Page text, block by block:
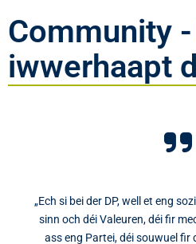
Community
iwwerhaapt
„Ech si bei der DP, well et eng
sinn och déi Valeuren, déi fir
ass eng Partei, déi souwuel fir